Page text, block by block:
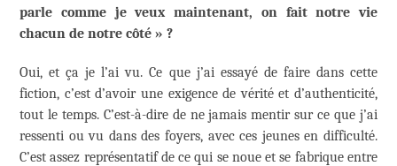
parle comme je veux maintenant, on fait notre vie
chacun de notre côté » ?
Oui, et ça je l’ai vu. Ce que j’ai essayé de faire dans cette
fiction, c’est d’avoir une exigence de vérité et d’authenticité,
tout le temps. C’est-à-dire de ne jamais mentir sur ce que j’ai
ressenti ou vu dans des foyers, avec ces jeunes en difficulté.
C’est assez représentatif de ce qui se noue et se fabrique entre